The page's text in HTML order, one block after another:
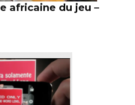
africaine du jeu –